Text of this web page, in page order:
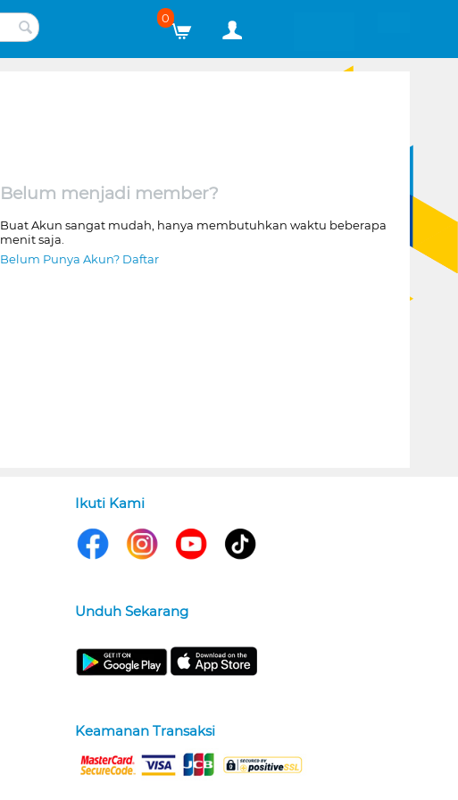
0
Belum menjadi member?
Buat Akun sangat mudah, hanya membutuhkan waktu beberapa
menit saja.
Belum Punya Akun? Daftar
Ikuti Kami
Unduh Sekarang
Keamanan Transaksi